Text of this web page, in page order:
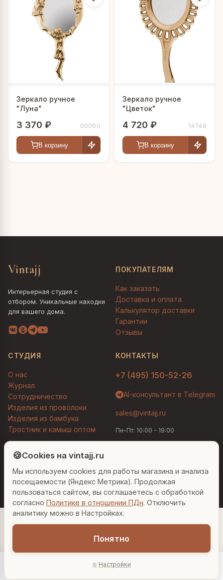
Зеркало ручное
"Луна"
3 370 ₽ 00060
В корзину
Зеркало ручное
"Цветок"
4 720 ₽ 14748
В корзину
Vintajj
Интерьерная студия с
отбором. Уникальные находки
для вашего дома.
ПОКУПАТЕЛЯМ
Как заказать
Доставка и оплата
Калькулятор доставки
Гарантии
Отзывы
СТУДИЯ
О нас
Журнал
Сотрудничество
Изделия из проволоки
Изделия из бамбука
Тростник и камыш оптом
КОНТАКТЫ
+7 (495) 150-52-26
AI-консультант в Telegram
sales@vintajj.ru
Пн-Пт: 10:00 - 19:00
© 2026 Vintajj. Все права защищены.
Договор оферты
Политика конфиденциальности
Согласие на обработку ПДн
Настройки cookies
🍪Cookies на vintajj.ru
Мы используем cookies для работы магазина и анализа
посещаемости (Яндекс Метрика). Продолжая
пользоваться сайтом, вы соглашаетесь с обработкой
согласно Политике в отношении ПДн. Отключить
аналитику можно в Настройках.
Понятно
Настройки
Людмила
Привет! Я Людмила, ваш персональный
консультант по декору. Чем могу помочь?
Вазы для гостиной Подарок до 5000₽ Сочетание металлов